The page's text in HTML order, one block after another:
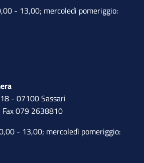
- 13,00; mercoledì pomeriggio:
- 07100 Sassari
079 2638810
- 13,00; mercoledì pomeriggio: